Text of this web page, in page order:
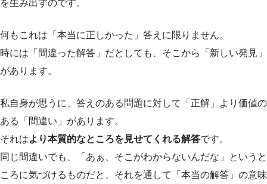
を生み出すのです。
何もこれは「本当に正しかった」答えに限りません。
時には「間違った解答」だとしても、そこから「新しい発見」
があります。
私自身が思うに、答えのある問題に対して「正解」より価値の
ある「間違い」があります。
それはより本質的なところを見せてくれる解答です。
同じ間違いでも、「あぁ、そこがわからないんだな」というと
ころに気づけるものだと、それを通して「本当の解答」の意味